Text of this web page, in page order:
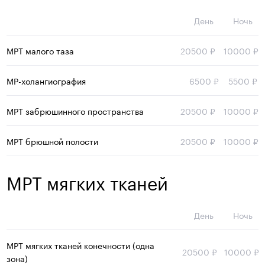
День Ночь
МРТ малого таза 20500 ₽ 10000 ₽
МР-холангиография 6500 ₽ 5500 ₽
МРТ забрюшинного пространства 20500 ₽ 10000 ₽
МРТ брюшной полости 20500 ₽ 10000 ₽
МРТ мягких тканей
День Ночь
МРТ мягких тканей конечности (одна
зона)
20500 ₽ 10000 ₽